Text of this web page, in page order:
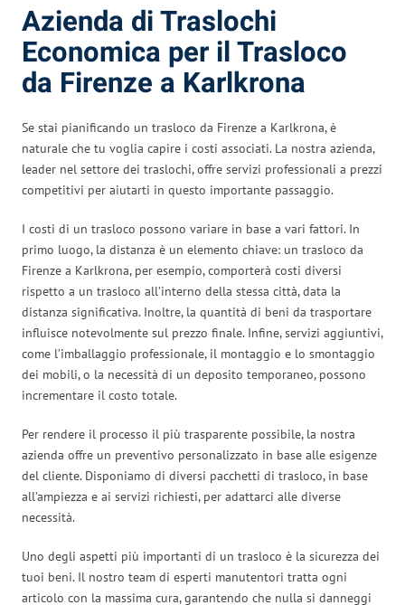
Azienda di Traslochi
Economica per il Trasloco
da Firenze a Karlkrona
Se stai pianificando un trasloco da Firenze a Karlkrona, è
naturale che tu voglia capire i costi associati. La nostra azienda,
leader nel settore dei traslochi, offre servizi professionali a prezzi
competitivi per aiutarti in questo importante passaggio.
I costi di un trasloco possono variare in base a vari fattori. In
primo luogo, la distanza è un elemento chiave: un trasloco da
Firenze a Karlkrona, per esempio, comporterà costi diversi
rispetto a un trasloco all’interno della stessa città, data la
distanza significativa. Inoltre, la quantità di beni da trasportare
influisce notevolmente sul prezzo finale. Infine, servizi aggiuntivi,
come l’imballaggio professionale, il montaggio e lo smontaggio
dei mobili, o la necessità di un deposito temporaneo, possono
incrementare il costo totale.
Per rendere il processo il più trasparente possibile, la nostra
azienda offre un preventivo personalizzato in base alle esigenze
del cliente. Disponiamo di diversi pacchetti di trasloco, in base
all’ampiezza e ai servizi richiesti, per adattarci alle diverse
necessità.
Uno degli aspetti più importanti di un trasloco è la sicurezza dei
tuoi beni. Il nostro team di esperti manutentori tratta ogni
articolo con la massima cura, garantendo che nulla si danneggi